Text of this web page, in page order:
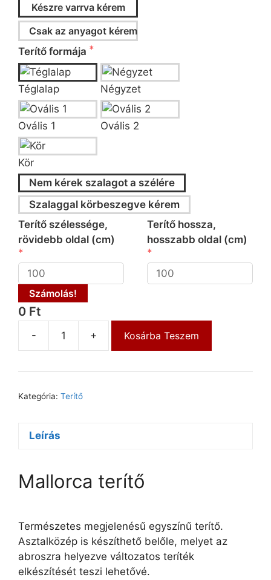
Készre varrva kérem
Csak az anyagot kérem
Terítő formája
Téglalap Négyzet
Ovális 1 Ovális 2
Kör
Nem kérek szalagot a szélére
Szalaggal körbeszegve kérem
Terítő szélessége,
rövidebb oldal (cm)
Terítő hossza,
hosszabb oldal (cm)
Számolás!
0 Ft
- + Kosárba Teszem
Kategória: Terítő
Leírás
Mallorca terítő
Természetes megjelenésű egyszínű terítő.
Asztalközép is készíthető belőle, melyet az
abroszra helyezve változatos teríték
elkészítését teszi lehetővé.